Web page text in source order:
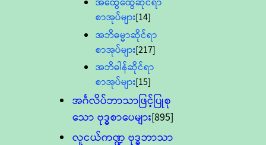
စာအုပ်များ[14]
အဘိဓမ္မာဆိုင်ရာ
စာအုပ်များ[217]
အဘိဓါန်ဆိုင်ရာ
စာအုပ်များ[15]
အင်္ဂလိပ်ဘာသာဖြင့်ပြုစု
သော ဗုဒ္ဓစာပေများ[895]
လူငယ်ကဏ္ဍ ဗုဒ္ဓဘာသာ